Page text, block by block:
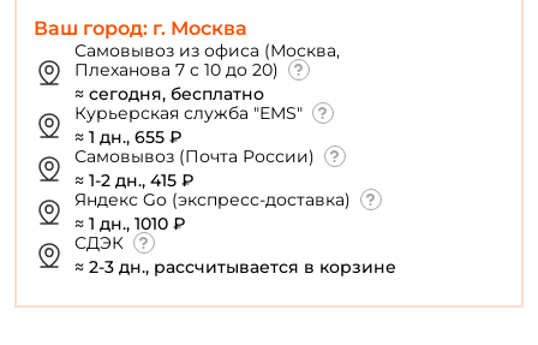
Ваш город: г. Москва
Самовывоз из офиса (Москва,
Плеханова 7 с 10 до 20)
≈ сегодня, бесплатно
Курьерская служба "EMS"
≈ 1 дн., 655 ₽
Самовывоз (Почта России)
≈ 1-2 дн., 415 ₽
Яндекс Go (экспресс-доставка)
≈ 1 дн., 1010 ₽
СДЭК
≈ 2-3 дн., рассчитывается в корзине